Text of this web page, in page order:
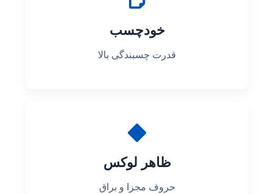
خودچسب
قدرت چسبندگی بالا
ظاهر لوکس
حروف مجزا و براق